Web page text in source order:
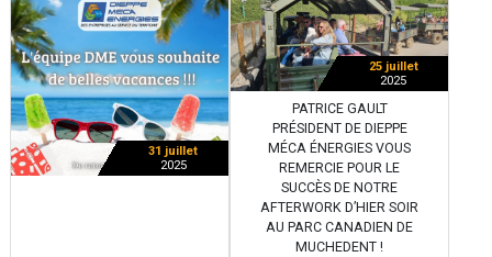
31 juillet
2025
25 juillet
2025
PATRICE GAULT
PRÉSIDENT DE DIEPPE
MÉCA ÉNERGIES VOUS
REMERCIE POUR LE
SUCCÈS DE NOTRE
AFTERWORK D’HIER SOIR
AU PARC CANADIEN DE
MUCHEDENT !